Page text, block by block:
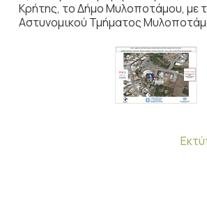
Κρήτης, το Δήμο Μυλοποτάμου, με
Αστυνομικού Τμήματος